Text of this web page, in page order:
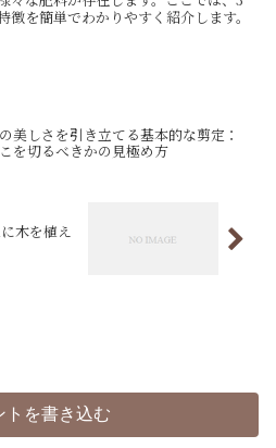
を簡単でわかりやすく紹介します。
美しさを引き立てる基本的な剪定：
を切るべきかの見極め方
木を植え
トを書き込む